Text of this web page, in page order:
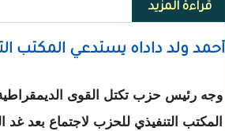
قراءة المزيدحول وزارة الداخلية تدعو
أحمد ولد داداه يستدعي المكتب
وجه رئيس حزب تكتل القوى
المكتب التنفيذي للحزب لاجتماع بعد